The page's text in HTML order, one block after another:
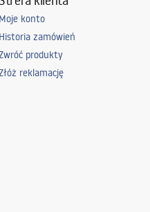
Moje konto
Historia zamówień
produkty
reklamację